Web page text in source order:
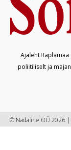
Ajaleht
poliitiliselt ja
© Nädaline OÜ 2026 |